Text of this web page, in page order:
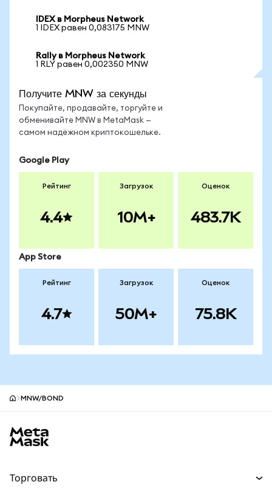
IDEX в Morpheus Network
1 IDEX равен 0,083175 MNW
Rally в Morpheus Network
1 RLY равен 0,002350 MNW
Получите MNW за секунды
Покупайте, продавайте, торгуйте и
обменивайте MNW в MetaMask —
самом надёжном криптокошельке.
Google Play
Рейтинг
4.4
Загрузок
10M+
Оценок
483.7K
App Store
Рейтинг
4.7
Загрузок
50M+
Оценок
75.8K
MNW/BOND
Торговать